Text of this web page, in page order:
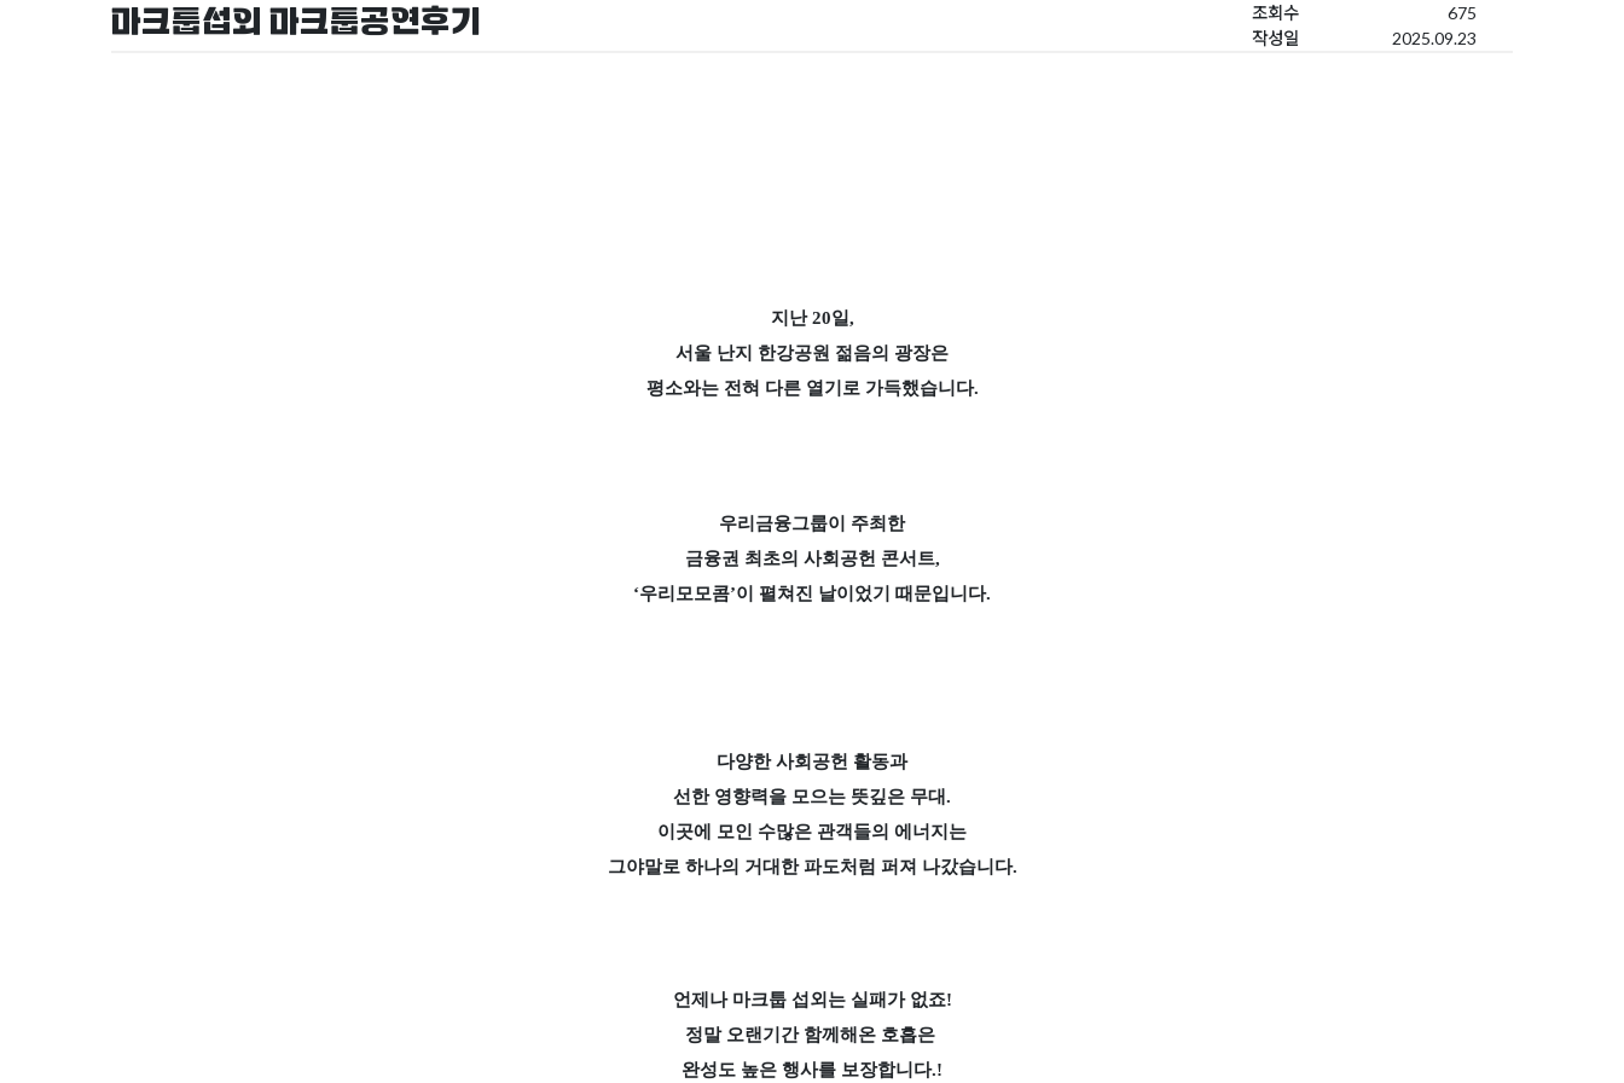
마크툽섭외 마크툽공연후기 조회수
675
작성일
2025.09.23
지난 20일,
서울 난지 한강공원 젊음의 광장은
평소와는 전혀 다른 열기로 가득했습니다.
우리금융그룹이 주최한
금융권 최초의 사회공헌 콘서트,
‘우리모모콤’이 펼쳐진 날이었기 때문입니다.
다양한 사회공헌 활동과
선한 영향력을 모으는 뜻깊은 무대.
이곳에 모인 수많은 관객들의 에너지는
그야말로 하나의 거대한 파도처럼 퍼져 나갔습니다.
언제나 마크툽 섭외는 실패가 없죠!
정말 오랜기간 함께해온 호흡은
완성도 높은 행사를 보장합니다.!